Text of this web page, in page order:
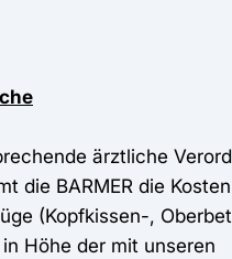
ärztliche
die BARMER die
(Kopfkissen-,
Höhe der mit unseren